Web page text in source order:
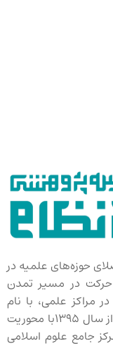
حوزه‌های علمیه در
حرکت در مسیر تمدن
مراکز علمی، با نام
پژوهشگاه فقه نظام مشهور گردیده است، از سال ۱۳۹۵با محوریت
جامع علوم اسلامی